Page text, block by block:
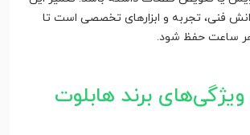
فنی، تجربه و ابزارهای تخصصی است تا
ساعت حفظ شود.
برند هابلوت